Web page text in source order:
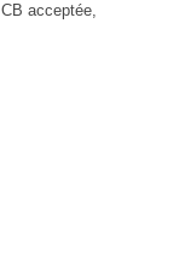
CB acceptée,